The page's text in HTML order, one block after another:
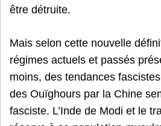
être détruite.
Mais selon cette nouvelle
régimes actuels et passés
moins, des tendances
des Ouïghours par la Chine
fasciste. L’Inde de Modi et le